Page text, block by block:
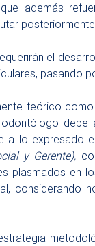
además
el
pasando
teórico
a lo expresado
y Gerente),
plasmados en
considerando